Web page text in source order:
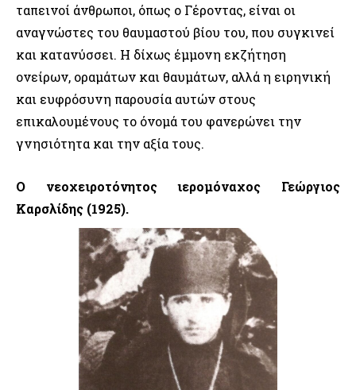
ταπεινοί άνθρωποι, όπως ο Γέροντας, είναι οι
αναγνώστες του θαυμαστού βίου του, που συγκινεί
και κατανύσσει. Η δίχως έμμονη εκζήτηση
ονείρων, οραμάτων και θαυμάτων, αλλά η ειρηνική
και ευφρόσυνη παρουσία αυτών στους
επικαλουμένους το όνομά του φανερώνει την
γνησιότητα και την αξία τους.
Ο νεοχειροτόνητος ιερομόναχος Γεώργιος
Καρσλίδης (1925).